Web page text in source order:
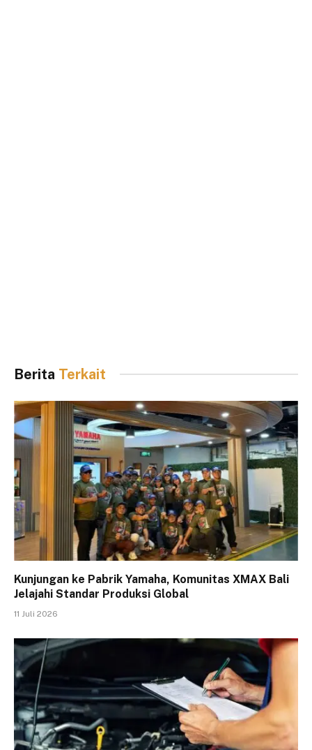
Berita Terkait
Kunjungan ke Pabrik Yamaha, Komunitas XMAX Bali
Jelajahi Standar Produksi Global
11 Juli 2026